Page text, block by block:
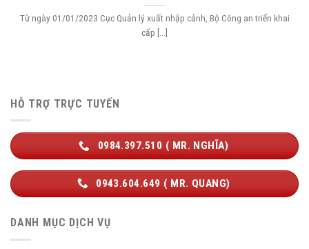
Từ ngày 01/01/2023 Cục Quản lý xuất nhập cảnh, Bộ Công an triển khai
cấp [...]
HỖ TRỢ TRỰC TUYẾN
0984.397.510 ( MR. NGHĨA)
0943.604.649 ( MR. QUANG)
DANH MỤC DỊCH VỤ